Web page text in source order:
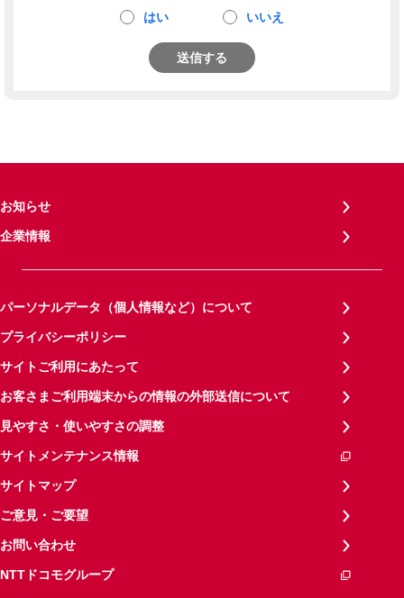
はい いいえ
送信する
お知らせ
企業情報
パーソナルデータ（個人情報など）について
プライバシーポリシー
サイトご利用にあたって
お客さまご利用端末からの情報の外部送信について
見やすさ・使いやすさの調整
サイトメンテナンス情報
サイトマップ
ご意見・ご要望
お問い合わせ
NTTドコモグループ